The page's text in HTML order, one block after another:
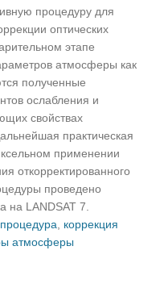
процедуру для
оптических
этапе
атмосферы как
полученные
ослабления и
свойствах
практическая
применении
откорректированного
проведено
на LANDSAT 7.
коррекция
атмосферы